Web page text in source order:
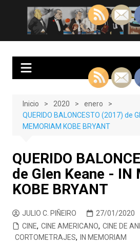
contenido
Crítica cinematográfica y audiovisual.
Inicio 2020
enero
QUERIDO BALONCESTO (2017) de
MEMORIAM KOBE BRYANT
QUERIDO
de Glen Keane - IN
KOBE BRYANT
JULIO C. PIÑEIRO 27/01/2020
CINE, CINE AMERICANO, CINE DE
CORTOMETRAJES, IN MEMORIAM